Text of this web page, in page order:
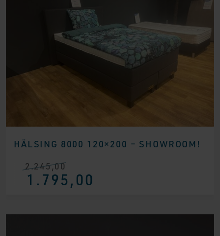
HÄLSING 8000 120×200 – SHOWROOM!
2.245,00
Ursprünglicher
Preis
war:1.795,00
Aktueller
Preis
ist: